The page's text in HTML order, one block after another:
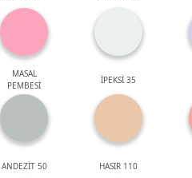
MASAL
PEMBESİ
İPEKSİ 35
ANDEZİT 50 HASIR 110